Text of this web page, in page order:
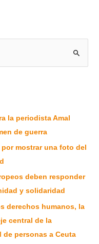
la periodista Amal
de guerra
mostrar una foto del
deben responder
y solidaridad
derechos humanos, la
central de la
de personas a Ceuta